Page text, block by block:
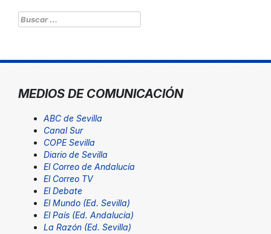
Buscar:
MEDIOS DE COMUNICACIÓN
ABC de Sevilla
Canal Sur
COPE Sevilla
Diario de Sevilla
El Correo de Andalucía
El Correo TV
El Debate
El Mundo (Ed. Sevilla)
El País (Ed. Andalucía)
La Razón (Ed. Sevilla)